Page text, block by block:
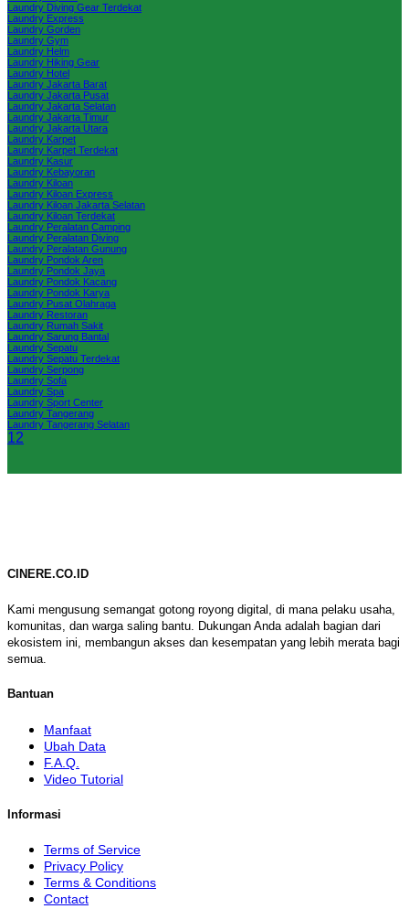
Laundry Diving Gear Terdekat
Laundry Express
Laundry Gorden
Laundry Gym
Laundry Helm
Laundry Hiking Gear
Laundry Hotel
Laundry Jakarta Barat
Laundry Jakarta Pusat
Laundry Jakarta Selatan
Laundry Jakarta Timur
Laundry Jakarta Utara
Laundry Karpet
Laundry Karpet Terdekat
Laundry Kasur
Laundry Kebayoran
Laundry Kiloan
Laundry Kiloan Express
Laundry Kiloan Jakarta Selatan
Laundry Kiloan Terdekat
Laundry Peralatan Camping
Laundry Peralatan Diving
Laundry Peralatan Gunung
Laundry Pondok Aren
Laundry Pondok Jaya
Laundry Pondok Kacang
Laundry Pondok Karya
Laundry Pusat Olahraga
Laundry Restoran
Laundry Rumah Sakit
Laundry Sarung Bantal
Laundry Sepatu
Laundry Sepatu Terdekat
Laundry Serpong
Laundry Sofa
Laundry Spa
Laundry Sport Center
Laundry Tangerang
Laundry Tangerang Selatan
12
CINERE.CO.ID
Kami mengusung semangat gotong royong digital, di mana pelaku usaha,
komunitas, dan warga saling bantu. Dukungan Anda adalah bagian dari
ekosistem ini, membangun akses dan kesempatan yang lebih merata bagi
semua.
Bantuan
Manfaat
Ubah Data
F.A.Q.
Video Tutorial
Informasi
Terms of Service
Privacy Policy
Terms & Conditions
Contact